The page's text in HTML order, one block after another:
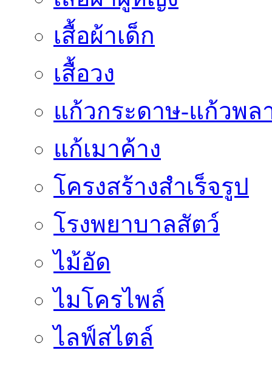
เสื้อผ้าเด็ก
เสื้อวง
แก้วกระดาษ-แก้วพล
แก้เมาค้าง
โครงสร้างสำเร็จรูป
โรงพยาบาลสัตว์
ไม้อัด
ไมโครไพล์
ไลฟ์สไตล์